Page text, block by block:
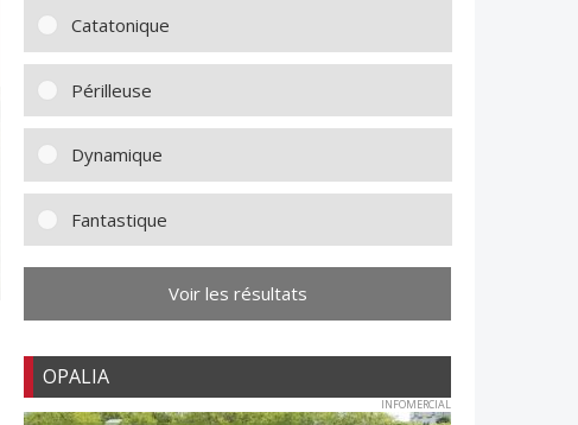
Catatonique
Périlleuse
Dynamique
Fantastique
Voir les résultats
OPALIA
INFOMERCIAL